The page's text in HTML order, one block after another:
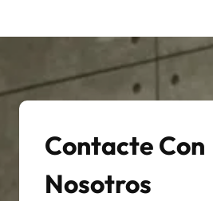
opciones
se
pueden
elegir
la
página
Contacte Con
Nosotros